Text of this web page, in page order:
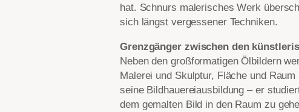
hat. Schnurs malerisches Werk
sich längst vergessener Techniken.
Grenzgänger zwischen den
Neben den großformatigen Ölbildern
Malerei und Skulptur, Fläche und
seine Bildhauereiausbildung – er
dem gemalten Bild in den Raum zu